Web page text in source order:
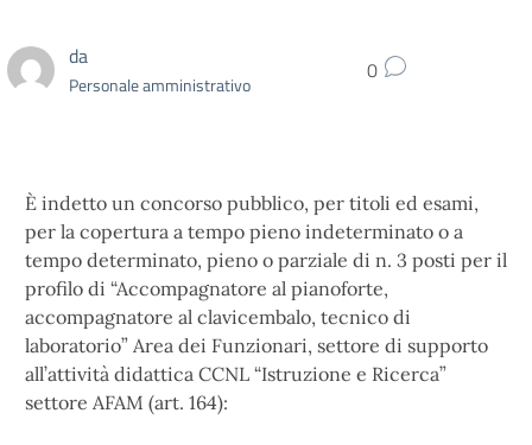
da
Personale amministrativo 0
È indetto un concorso pubblico, per titoli ed esami,
per la copertura a tempo pieno indeterminato o a
tempo determinato, pieno o parziale di n. 3 posti per il
profilo di “Accompagnatore al pianoforte,
accompagnatore al clavicembalo, tecnico di
laboratorio” Area dei Funzionari, settore di supporto
all’attività didattica CCNL “Istruzione e Ricerca”
settore AFAM (art. 164):